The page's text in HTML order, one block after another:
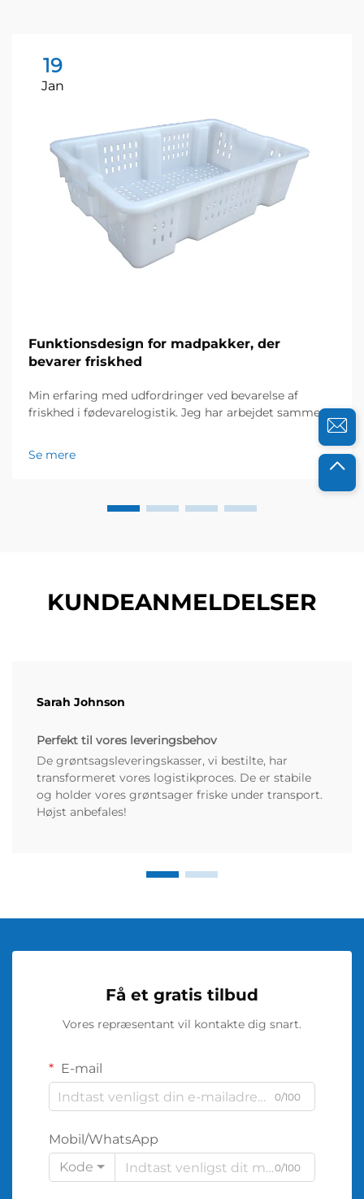
19
Jan
Funktionsdesign for madpakker, der
bevarer friskhed
Min erfaring med udfordringer ved bevarelse af
friskhed i fødevarelogistik. Jeg har arbejdet sammen
mange år, og jeg kender vigtigheden af friskhed for
deres succes. For et par år siden henvendte en lokal
Se mere
KUNDEANMELDELSER
Sarah Johnson
Perfekt til vores leveringsbehov
De grøntsagsleveringskasser, vi bestilte, har
transformeret vores logistikproces. De er stabile
og holder vores grøntsager friske under transport.
Højst anbefales!
Få et gratis tilbud
Vores repræsentant vil kontakte dig snart.
E-mail
0/100
Mobil/WhatsApp
Kode
0/100